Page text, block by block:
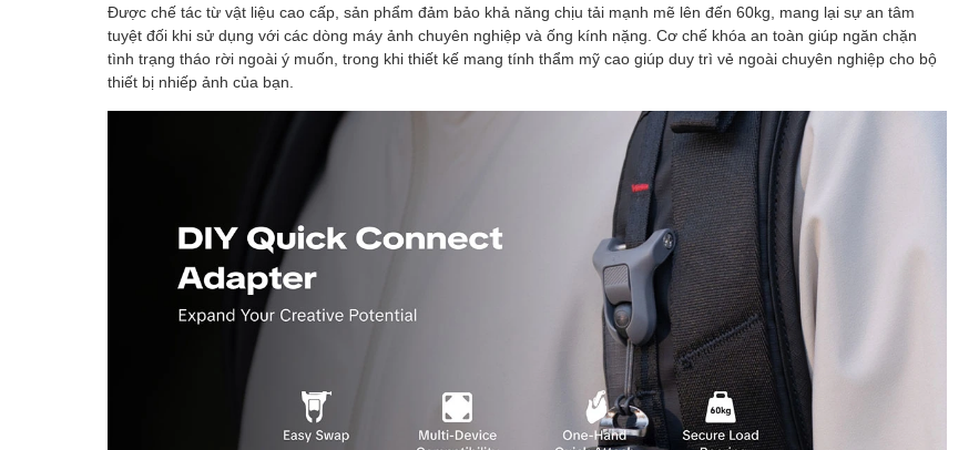
Được chế tác từ vật liệu cao cấp, sản phẩm đảm bảo khả năng chịu tải mạnh mẽ lên đến 60kg, mang lại sự an tâm
tuyệt đối khi sử dụng với các dòng máy ảnh chuyên nghiệp và ống kính nặng. Cơ chế khóa an toàn giúp ngăn chặn
tình trạng tháo rời ngoài ý muốn, trong khi thiết kế mang tính thẩm mỹ cao giúp duy trì vẻ ngoài chuyên nghiệp cho bộ
thiết bị nhiếp ảnh của bạn.